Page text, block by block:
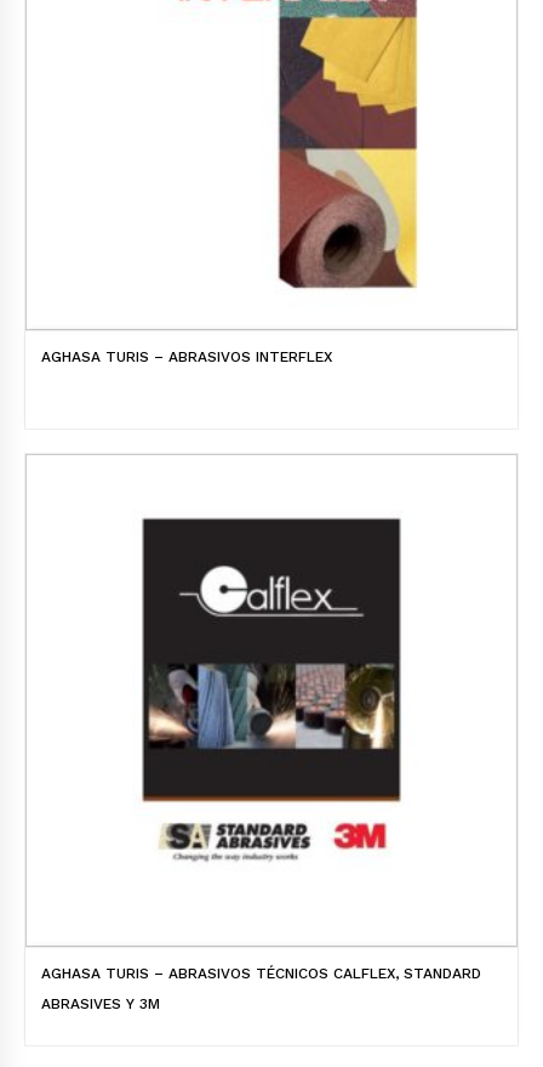
AGHASA TURIS – ABRASIVOS INTERFLEX
AGHASA TURIS – ABRASIVOS TÉCNICOS CALFLEX, STANDARD
ABRASIVES Y 3M